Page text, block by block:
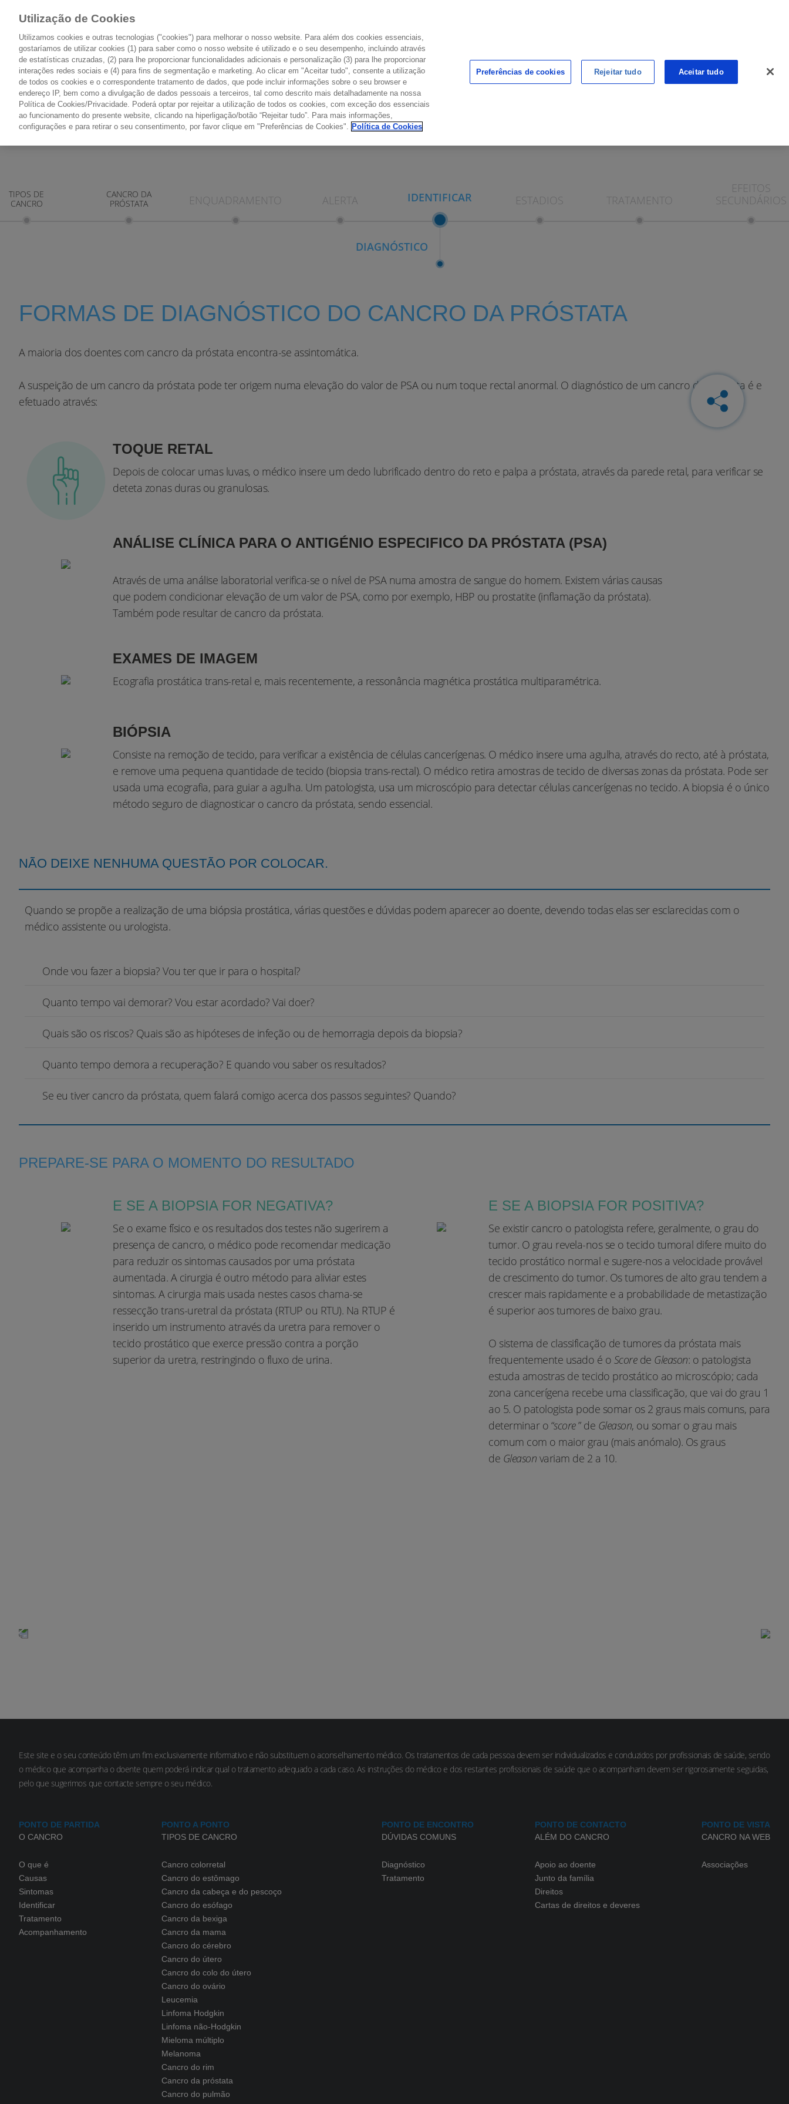
O CANCRO
PONTO DE PARTIDA
TIPOS DE CANCRO
PONTO A PONTO
DÚVIDAS COMUNS
PONTO DE ENCONTRO
ALÉM DO CANCRO
PONTO DE CONTACTO
CANCRO NA WEB
PONTO DE VISTA
TIPOS DE
CANCRO
CANCRO DA
PRÓSTATA
ENQUADRAMENTO ALERTA IDENTIFICAR
DIAGNÓSTICO
ESTADIOS TRATAMENTO
EFEITOS
SECUNDÁRIOS
FORMAS DE DIAGNÓSTICO DO CANCRO DA PRÓSTATA
A maioria dos doentes com cancro da próstata encontra-se assintomática.
A suspeição de um cancro da próstata pode ter origem numa elevação do valor de PSA ou num toque rectal anormal. O diagnóstico de um cancro da próstata é e
efetuado através:
TOQUE RETAL
Depois de colocar umas luvas, o médico insere um dedo lubrificado dentro do reto e palpa a próstata, através da parede retal, para verificar se
deteta zonas duras ou granulosas.
ANÁLISE CLÍNICA PARA O ANTIGÉNIO ESPECIFICO DA PRÓSTATA (PSA)
Através de uma análise laboratorial verifica-se o nível de PSA numa amostra de sangue do homem. Existem várias causas
que podem condicionar elevação de um valor de PSA, como por exemplo, HBP ou prostatite (inflamação da próstata).
Também pode resultar de cancro da próstata.
EXAMES DE IMAGEM
Ecografia prostática trans-retal e, mais recentemente, a ressonância magnética prostática multiparamétrica.
BIÓPSIA
Consiste na remoção de tecido, para verificar a existência de células cancerígenas. O médico insere uma agulha, através do recto, até à próstata,
e remove uma pequena quantidade de tecido (biopsia trans-rectal). O médico retira amostras de tecido de diversas zonas da próstata. Pode ser
usada uma ecografia, para guiar a agulha. Um patologista, usa um microscópio para detectar células cancerígenas no tecido. A biopsia é o único
método seguro de diagnosticar o cancro da próstata, sendo essencial.
NÃO DEIXE NENHUMA QUESTÃO POR COLOCAR.
Quando se propõe a realização de uma biópsia prostática, várias questões e dúvidas podem aparecer ao doente, devendo todas elas ser esclarecidas com o
médico assistente ou urologista.
Onde vou fazer a biopsia? Vou ter que ir para o hospital?
Quanto tempo vai demorar? Vou estar acordado? Vai doer?
Quais são os riscos? Quais são as hipóteses de infeção ou de hemorragia depois da biopsia?
Quanto tempo demora a recuperação? E quando vou saber os resultados?
Se eu tiver cancro da próstata, quem falará comigo acerca dos passos seguintes? Quando?
PREPARE-SE PARA O MOMENTO DO RESULTADO
E SE A BIOPSIA FOR NEGATIVA?
Se o exame físico e os resultados dos testes não sugerirem a
presença de cancro, o médico pode recomendar medicação
para reduzir os sintomas causados por uma próstata
aumentada. A cirurgia é outro método para aliviar estes
sintomas. A cirurgia mais usada nestes casos chama-se
ressecção trans-uretral da próstata (RTUP ou RTU). Na RTUP é
inserido um instrumento através da uretra para remover o
tecido prostático que exerce pressão contra a porção
superior da uretra, restringindo o fluxo de urina.
E SE A BIOPSIA FOR POSITIVA?
Se existir cancro o patologista refere, geralmente, o grau do
tumor. O grau revela-nos se o tecido tumoral difere muito do
tecido prostático normal e sugere-nos a velocidade provável
de crescimento do tumor. Os tumores de alto grau tendem a
crescer mais rapidamente e a probabilidade de metastização
é superior aos tumores de baixo grau.
O sistema de classificação de tumores da próstata mais
frequentemente usado é o Scorede Gleason: o patologista
estuda amostras de tecido prostático ao microscópio; cada
zona cancerígena recebe uma classificação, que vai do grau 1
ao 5. O patologista pode somar os 2 graus mais comuns, para
determinar o “score” de Gleason, ou somar o grau mais
comum com o maior grau (mais anómalo). Os graus
de Gleason variam de 2 a 10.
Este site e o seu conteúdo têm um fim exclusivamente informativo e não substituem o aconselhamento médico. Os tratamentos de cada pessoa devem ser individualizados e conduzidos por profissionais de saúde, sendo
o médico que acompanha o doente quem poderá indicar qual o tratamento adequado a cada caso. As instruções do médico e dos restantes profissionais de saúde que o acompanham devem ser rigorosamente seguidas,
pelo que sugerimos que contacte sempre o seu médico.
PONTO DE PARTIDA
O CANCRO
O que é
Causas
Sintomas
Identificar
Tratamento
Acompanhamento
PONTO A PONTO
TIPOS DE CANCRO
Cancro colorretal
Cancro do estômago
Cancro da cabeça e do pescoço
Cancro do esófago
Cancro da bexiga
Cancro da mama
Cancro do cérebro
Cancro do útero
Cancro do colo do útero
Cancro do ovário
Leucemia
Linfoma Hodgkin
Linfoma não-Hodgkin
Mieloma múltiplo
Melanoma
Cancro do rim
Cancro da próstata
Cancro do pulmão
PONTO DE ENCONTRO
DÚVIDAS COMUNS
Diagnóstico
Tratamento
PONTO DE CONTACTO
ALÉM DO CANCRO
Apoio ao doente
Junto da família
Direitos
Cartas de direitos e deveres
PONTO DE VISTA
CANCRO NA WEB
Associações
Utilização de Cookies
Utilizamos cookies e outras tecnologias ("cookies") para melhorar o nosso website. Para além dos cookies essenciais,
gostaríamos de utilizar cookies (1) para saber como o nosso website é utilizado e o seu desempenho, incluindo através
de estatísticas cruzadas, (2) para lhe proporcionar funcionalidades adicionais e personalização (3) para lhe proporcionar
interações redes sociais e (4) para fins de segmentação e marketing. Ao clicar em "Aceitar tudo", consente a utilização
de todos os cookies e o correspondente tratamento de dados, que pode incluir informações sobre o seu browser e
endereço IP, bem como a divulgação de dados pessoais a terceiros, tal como descrito mais detalhadamente na nossa
Política de Cookies/Privacidade. Poderá optar por rejeitar a utilização de todos os cookies, com exceção dos essenciais
ao funcionamento do presente website, clicando na hiperligação/botão “Rejeitar tudo”. Para mais informações,
configurações e para retirar o seu consentimento, por favor clique em "Preferências de Cookies". Política de Cookies
Preferências de cookies Rejeitar tudo Aceitar tudo